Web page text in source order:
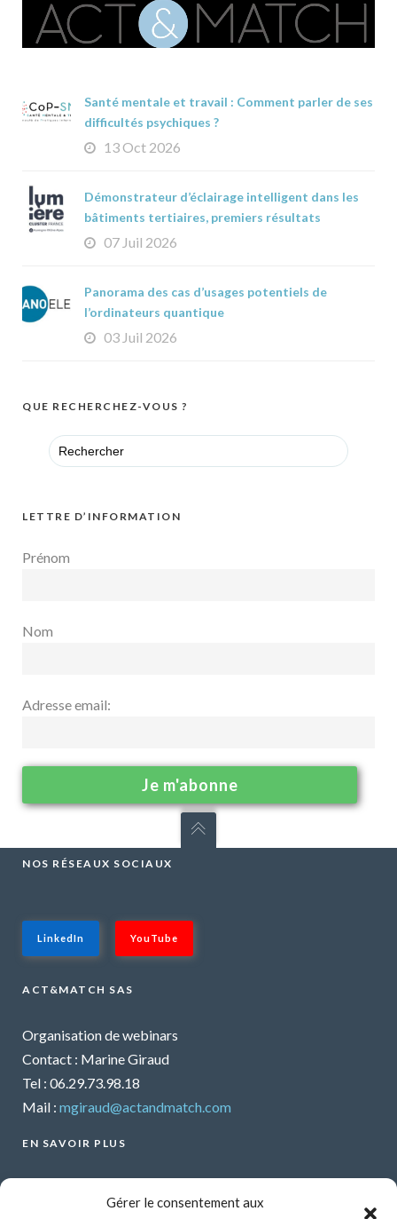
Gérer le consentement aux
Santé mentale et travail : Comment parler de ses
difficultés psychiques ?
13 Oct 2026
Démonstrateur d’éclairage intelligent dans les
bâtiments tertiaires, premiers résultats
07 Juil 2026
Panorama des cas d’usages potentiels de
l’ordinateurs quantique
03 Juil 2026
QUE RECHERCHEZ-VOUS ?
Search
for:
LETTRE D’INFORMATION
Prénom
Nom
Adresse email:
NOS RÉSEAUX SOCIAUX
LinkedIn YouTube
ACT&MATCH SAS
Organisation de webinars
Contact : Marine Giraud
Tel : 06.29.73.98.18
Mail : mgiraud@actandmatch.com
EN SAVOIR PLUS
Organiser un webinar